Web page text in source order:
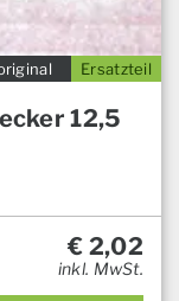
Ersatzteil
12,5
€ 2,02
inkl. MwSt.